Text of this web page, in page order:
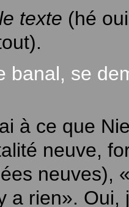
texte (hé
banal, se
à ce que
neuve,
neuves),
a rien».